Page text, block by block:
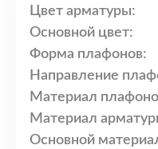
Цвет арматуры:
Основной цвет:
Форма плафонов:
Направление
Материал
Материал
Основной